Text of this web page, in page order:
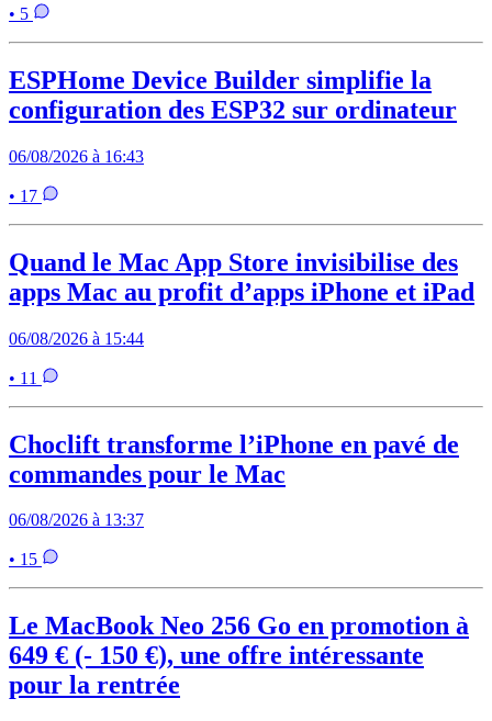
• 5
ESPHome Device Builder simplifie la
configuration des ESP32 sur ordinateur
06/08/2026 à 16:43
• 17
Quand le Mac App Store invisibilise des
apps Mac au profit d’apps iPhone et iPad
06/08/2026 à 15:44
• 11
Choclift transforme l’iPhone en pavé de
commandes pour le Mac
06/08/2026 à 13:37
• 15
Le MacBook Neo 256 Go en promotion à
649 € (- 150 €), une offre intéressante
pour la rentrée